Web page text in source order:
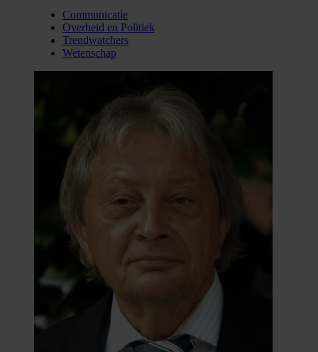
Communicatie
Overheid en Politiek
Trendwatchers
Wetenschap